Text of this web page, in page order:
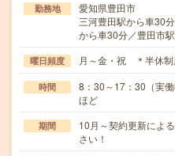
勤務地
愛知県豊田市
三河豊田駅から車30
から車30分／豊田市
曜日頻度 月～金・祝 ＊半休制
時間
8：30～17：30（実
ほど
期間
10月～契約更新によ
さい！